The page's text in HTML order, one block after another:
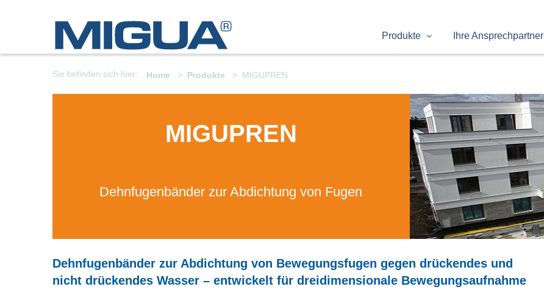
Produkte Ihre Ansprechpartner
Sie befinden sich hier: Home Produkte MIGUPREN
MIGUPREN
Dehnfugenbänder zur Abdichtung von Fugen
Dehnfugenbänder zur Abdichtung von Bewegungsfugen gegen drückendes und
nicht drückendes Wasser – entwickelt für dreidimensionale Bewegungsaufnahme